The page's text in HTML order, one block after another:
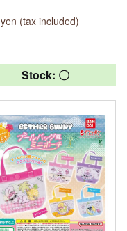
yen (tax included)
Stock: 〇